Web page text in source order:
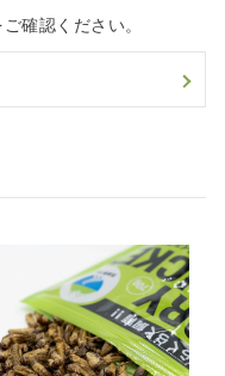
確認ください。